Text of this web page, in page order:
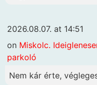
2026.08.07. at 14:51
on Miskolc.
parkoló
Nem kár érte,